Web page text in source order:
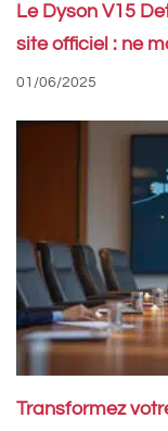
Le Dyson V15
site officiel : ne
01/06/2025
Transformez